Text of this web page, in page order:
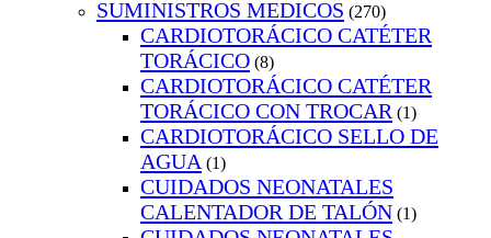
SUMINISTROS MEDICOS (270)
CARDIOTORÁCICO CATÉTER
TORÁCICO (8)
CARDIOTORÁCICO CATÉTER
TORÁCICO CON TROCAR (1)
CARDIOTORÁCICO SELLO DE
AGUA (1)
CUIDADOS NEONATALES
CALENTADOR DE TALÓN (1)